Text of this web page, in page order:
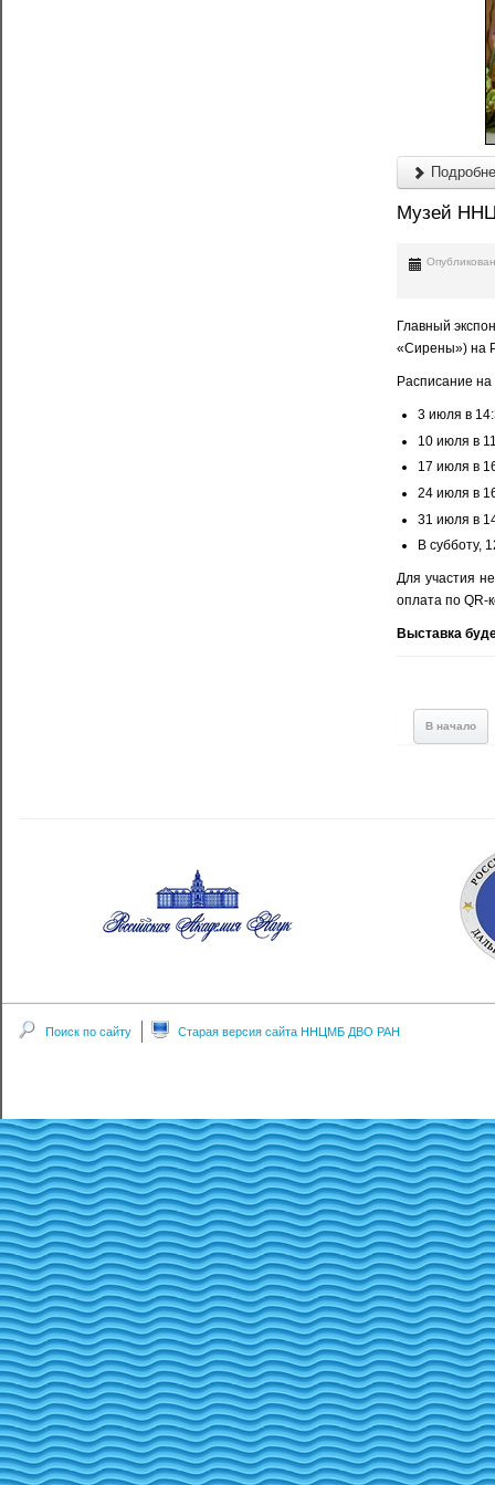
Музей
Главный
«Сирены») на
Расписание
3 июля в
10 июля в
17 июля в
24 июля в
31 июля в
В субботу,
Для участия
оплата по QR-
Выставка
В начало
Поиск по сайту Старая версия сайта ННЦМБ ДВО РАН